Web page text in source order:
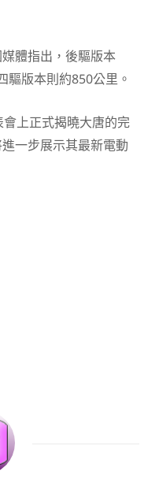
體指出，後驅版本
驅版本則約850公里。
上正式揭曉大唐的完
一步展示其最新電動